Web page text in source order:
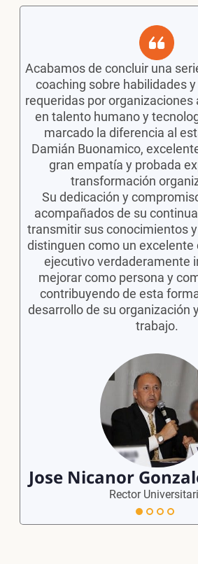
Acabamos de concluir una
coaching sobre habilidades
requeridas por
en talento humano y
marcado la diferencia al
Damián Buonamico,
gran empatía y probada
transformación
Su dedicación y
acompañados de su
transmitir sus conocimientos
distinguen como un excelente
ejecutivo verdaderamente
mejorar como persona y
contribuyendo de esta
desarrollo de su organización
trabajo.
Jose Nicanor
Rector